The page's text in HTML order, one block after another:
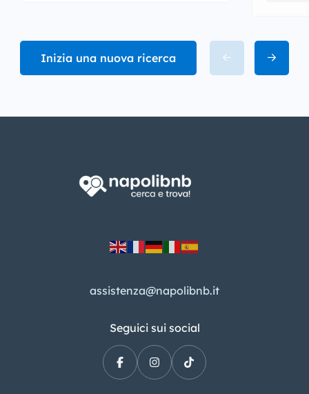
Inizia una nuova ricerca
assistenza@napolibnb.it
Seguici sui social